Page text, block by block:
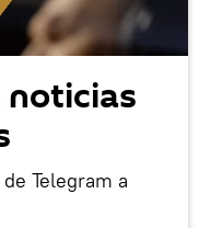
noticias
Telegram a